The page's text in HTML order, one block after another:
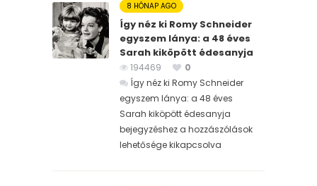
8 HÓNAP AGO
Így néz ki Romy Schneider
egyszem lánya: a 48 éves
Sarah kiköpött édesanyja
194469
0
Így néz ki Romy Schneider
egyszem lánya: a 48 éves
Sarah kiköpött édesanyja
bejegyzéshez a hozzászólások
lehetősége kikapcsolva